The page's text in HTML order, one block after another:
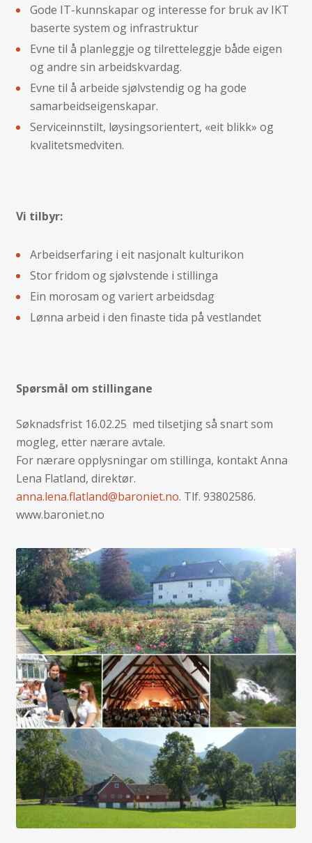
Gode IT-kunnskapar og interesse for bruk av IKT
baserte system og infrastruktur
Evne til å planleggje og tilretteleggje både eigen
og andre sin arbeidskvardag.
Evne til å arbeide sjølvstendig og ha gode
samarbeidseigenskapar.
Serviceinnstilt, løysingsorientert, «eit blikk» og
kvalitetsmedviten.
Vi tilbyr:
Arbeidserfaring i eit nasjonalt kulturikon
Stor fridom og sjølvstende i stillinga
Ein morosam og variert arbeidsdag
Lønna arbeid i den finaste tida på vestlandet
Spørsmål om stillingane
Søknadsfrist 16.02.25 med tilsetjing så snart som
mogleg, etter nærare avtale.
For nærare opplysningar om stillinga, kontakt Anna
Lena Flatland, direktør.
anna.lena.flatland@baroniet.no. Tlf. 93802586.
www.baroniet.no